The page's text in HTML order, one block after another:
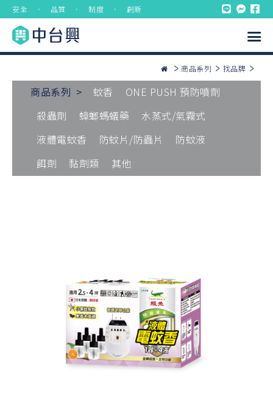
安全 ． 品質 ． 制度 ． 創新
商品系列 找品牌
商品系列 > 蚊香
ONE PUSH 預防噴劑
殺蟲劑
蟑螂螞蟻藥
水蒸式/氣霧式
液體電蚊香
防蚊片/防蟲片
防蚊液
餌劑
黏劑類 其他